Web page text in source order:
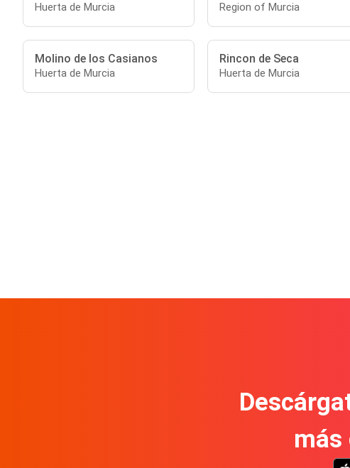
Huerta de Murcia Region of Murcia
Molino de los Casianos
Huerta de Murcia
Rincon de Seca
Huerta de Murcia
más